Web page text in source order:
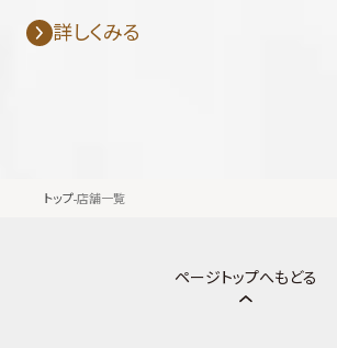
詳しくみる
トップ店舗一覧
ページトップへもどる